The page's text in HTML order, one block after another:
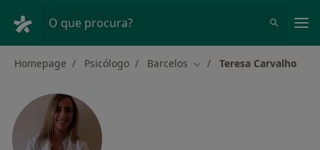
O que procura?
Homepage Psicólogo Barcelos Mudar de cidade
Teresa Carvalho